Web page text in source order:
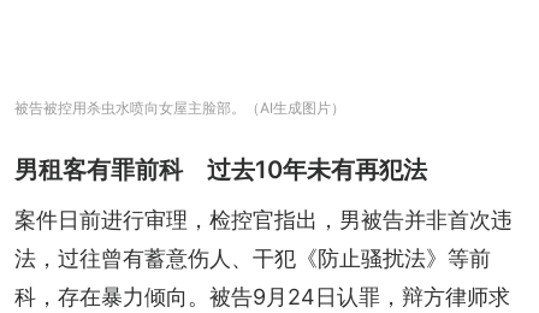
被告被控用杀虫水喷向女屋主脸部。（AI生成图片）
男租客有罪前科 过去10年未有再犯法
案件日前进行审理，检控官指出，男被告并非首次违
法，过往曾有蓄意伤人、干犯《防止骚扰法》等前
科，存在暴力倾向。被告9月24日认罪，辩方律师求